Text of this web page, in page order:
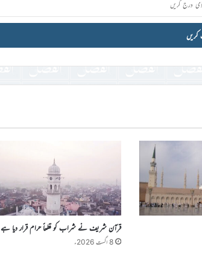
قرآن شریف نے شراب کو قطعاً حرام قرار دیا ہے
8 اگست 2026ء